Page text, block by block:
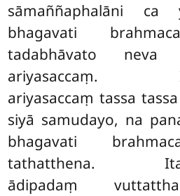
sāmaññaphalāni ca
bhagavati
tadabhāvato neva
ariyasaccaṃ.
ariyasaccaṃ tassa
siyā samudayo, na
bhagavati
tathatthena.
ādipadaṃ